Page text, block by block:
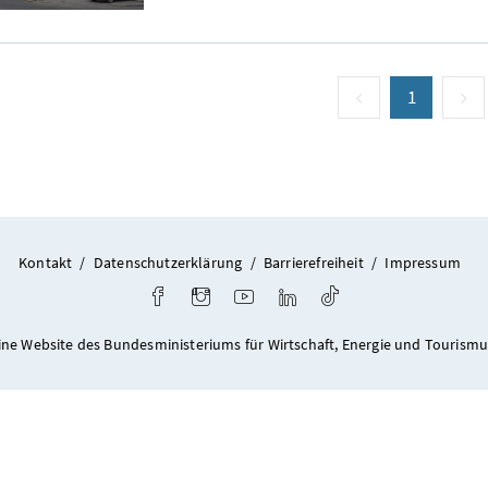
vorige Seite
Seite
1(aktuell)
Kontakt / Datenschutzerklärung / Barrierefreiheit / Impressum
FacebookInstagramYoutube LinkedIn
Website des Bundesministeriums für Wirtschaft, Energie und